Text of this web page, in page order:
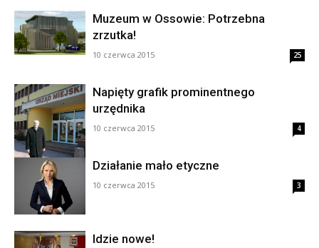
Muzeum w Ossowie: Potrzebna
zrzutka!
10 czerwca 2015 25
Napięty grafik prominentnego
urzędnika
10 czerwca 2015 4
Działanie mało etyczne
10 czerwca 2015 3
Idzie nowe!